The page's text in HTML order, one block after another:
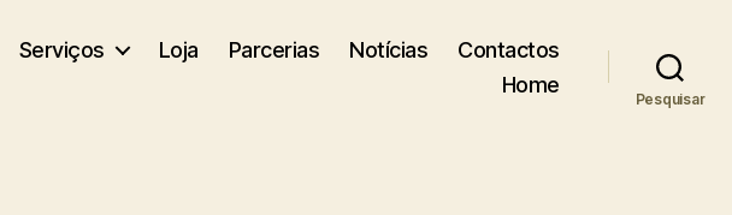
Serviços Loja Parcerias Notícias
Contactos
Home
Pesquisar